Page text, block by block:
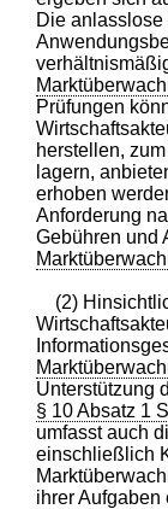
Die
Prüfungen
herstellen,
lagern,
erhoben
Anforderung
Gebühren und
(2)
Unterstützung
§ 10 Absatz 1
umfasst auch
einschließlich
ihrer Aufgaben